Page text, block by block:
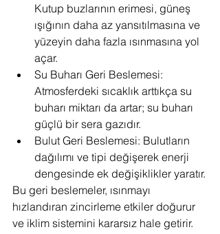
Kutup buzlarının erimesi, güneş
ışığının daha az yansıtılmasına ve
yüzeyin daha fazla ısınmasına yol
açar.
Su Buharı Geri Beslemesi:
Atmosferdeki sıcaklık arttıkça su
buharı miktarı da artar; su buharı
güçlü bir sera gazıdır.
Bulut Geri Beslemesi: Bulutların
dağılımı ve tipi değişerek enerji
dengesinde ek değişiklikler yaratır.
Bu geri beslemeler, ısınmayı
hızlandıran zincirleme etkiler doğurur
ve iklim sistemini kararsız hale getirir.